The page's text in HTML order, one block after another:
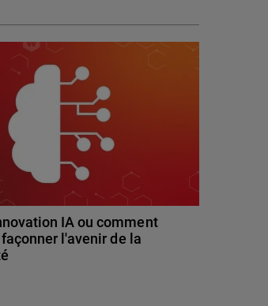
IA ou comment
l'avenir de la